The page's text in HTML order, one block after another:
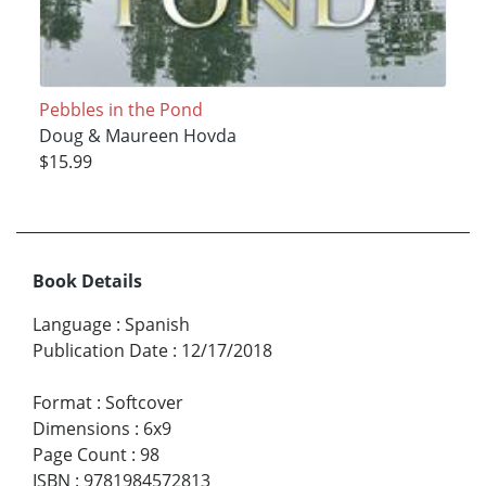
Pebbles in the Pond
Doug & Maureen Hovda
$15.99
Book Details
Language : Spanish
Publication Date : 12/17/2018
Format : Softcover
Dimensions : 6x9
Page Count : 98
ISBN : 9781984572813